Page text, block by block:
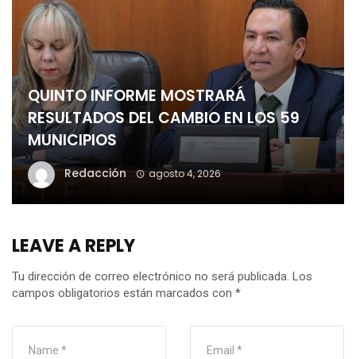
QUINTO INFORME MOSTRARÁ
RESULTADOS DEL CAMBIO EN LOS 59
MUNICIPIOS
Redacción agosto 4, 2026
LEAVE A REPLY
Tu dirección de correo electrónico no será publicada. Los
campos obligatorios están marcados con *